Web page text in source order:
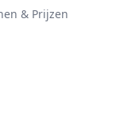
& Prijzen